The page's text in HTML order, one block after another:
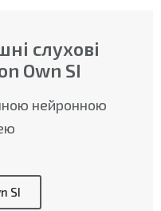
слухові
Own SI
нейронною
SI